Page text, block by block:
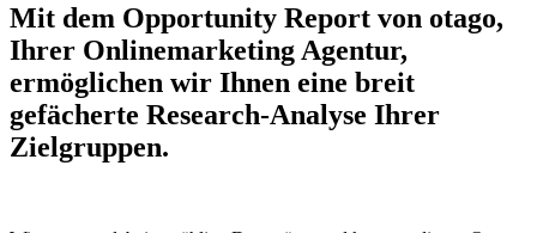
Mit dem Opportunity Report von otago,
Ihrer Onlinemarketing Agentur,
ermöglichen wir Ihnen eine breit
gefächerte Research-Analyse Ihrer
Zielgruppen.